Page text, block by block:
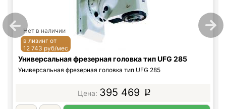
Нет в наличии
в лизинг от
12 743 руб/мес
Универсальная фрезерная головка тип UFG 285
Универсальная фрезерная головка тип UFG 285
395 469 p